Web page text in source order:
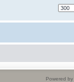
Powered by